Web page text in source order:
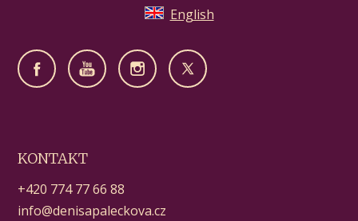
English
KONTAKT
+420 774 77 66 88
info@denisapaleckova.cz